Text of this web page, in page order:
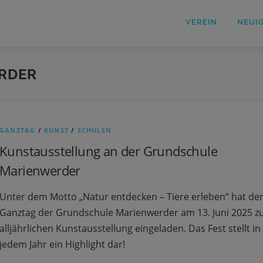
VEREIN
GANZTAG / KUNST / SCHULEN
Kunstausstellung an der Grundschule
Marienwerder
Unter dem Motto „Natur entdecken – Tiere erleben“ hat der
Ganztag der Grundschule Marienwerder am 13. Juni 2025
alljährlichen Kunstausstellung eingeladen. Das Fest stellt in
jedem Jahr ein Highlight dar!